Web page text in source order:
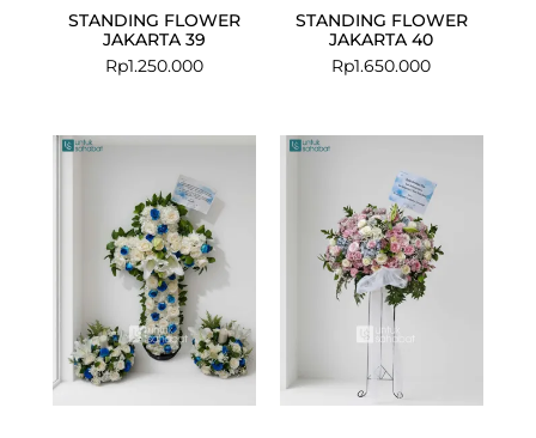
STANDING FLOWER
JAKARTA 39
Rp1.250.000
STANDING FLOWER
JAKARTA 40
Rp1.650.000